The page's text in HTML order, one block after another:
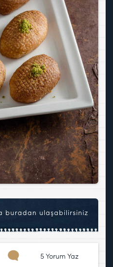
buradan ulaşabilirsiniz
5 Yorum Yaz